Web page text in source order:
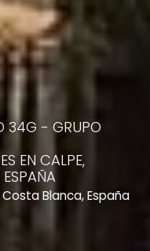
34G - GRUPO
EN CALPE,
Blanca, España